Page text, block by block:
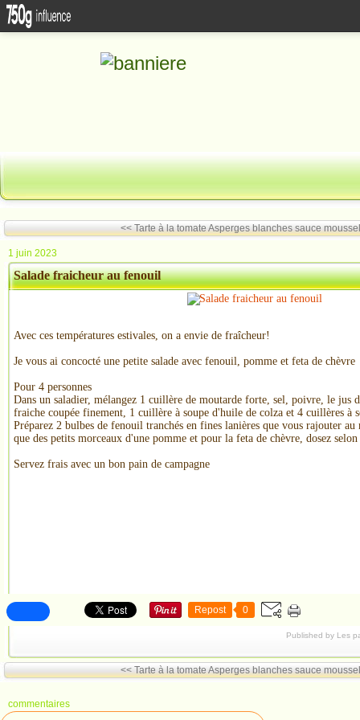
<< Tarte à la tomateAsperges blanches sauce
1 juin 2023
Salade fraicheur au fenouil
Avec ces températures estivales, on a envie de fraîcheur!
Je vous ai concocté une petite salade avec fenouil, pomme et feta de chèvre
Pour 4 personnes
Dans un saladier, mélangez 1 cuillère de moutarde forte, sel, poivre, le
fraiche coupée finement, 1 cuillère à soupe d'huile de colza et 4 cuillères à
Préparez 2 bulbes de fenouil tranchés en fines lanières que vous rajouter
que des petits morceaux d'une pomme et pour la feta de chèvre, dosez
Servez frais avec un bon pain de campagne
Repost 0
Published by Les
<< Tarte à la tomateAsperges blanches sauce
commentaires